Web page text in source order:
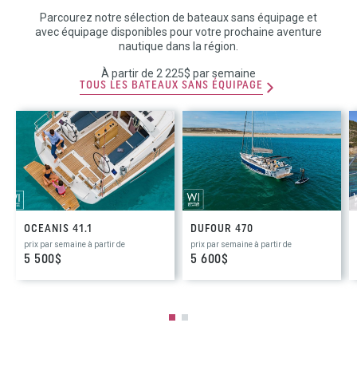
Parcourez notre sélection de bateaux sans équipage et
avec équipage disponibles pour votre prochaine aventure
nautique dans la région.
À partir de 2 225$ par semaine
TOUS LES BATEAUX SANS ÉQUIPAGE
OCEANIS 41.1
prix par semaine à partir de
5 500$
DUFOUR 470
prix par semaine à partir de
5 600$